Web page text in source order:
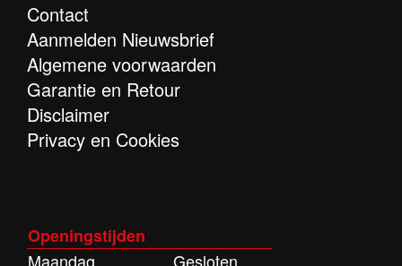
Contact
Aanmelden Nieuwsbrief
Algemene voorwaarden
Garantie en Retour
Disclaimer
Privacy en Cookies
Openingstijden
Maandag
Gesloten